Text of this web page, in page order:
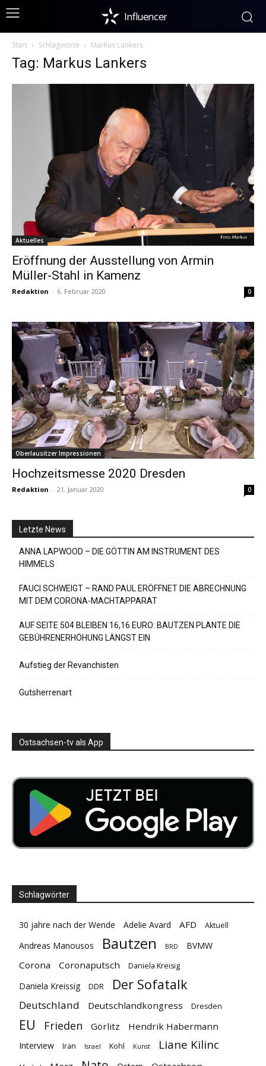
Influencer
Start Schlagworte Markus Lankers
Tag: Markus Lankers
Aktuelles
Eröffnung der Ausstellung von Armin
Müller-Stahl in Kamenz
Redaktion - 6. Februar 2020 0
Oberlausitzer Impressionen
Hochzeitsmesse 2020 Dresden
Redaktion - 21. Januar 2020 0
Letzte News
ANNA LAPWOOD – DIE GÖTTIN AM INSTRUMENT DES
HIMMELS
FAUCI SCHWEIGT – RAND PAUL ERÖFFNET DIE ABRECHNUNG
MIT DEM CORONA-MACHTAPPARAT
AUF SEITE 504 BLEIBEN 16,16 EURO: BAUTZEN PLANTE DIE
GEBÜHRENERHÖHUNG LÄNGST EIN
Aufstieg der Revanchisten
Gutsherrenart
Ostsachsen-tv als App
Schlagwörter
30 jahre nach der Wende Adelie Avard AFD Aktuell
Andreas Manousos Bautzen BRD BVMW
Corona Coronaputsch Daniela Kreisig
Daniela Kreissig DDR Der Sofatalk
Deutschland Deutschlandkongress Dresden
EU Frieden Görlitz Hendrik Habermann
Interview Iran Israel Kohl Kunst Liane Kilinc